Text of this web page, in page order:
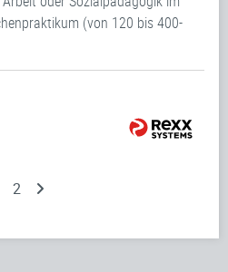
(von 120 bis 400-
2